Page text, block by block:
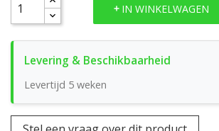
IN WINKELWAGEN
Levertijd 5 weken